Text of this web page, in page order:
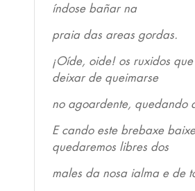
índose bañar na
praia das areas gordas.
¡Oíde, oide! os ruxidos
deixar de queimarse
no agoardente, quedando
E cando este brebaxe
quedaremos libres dos
males da nosa ialma e de